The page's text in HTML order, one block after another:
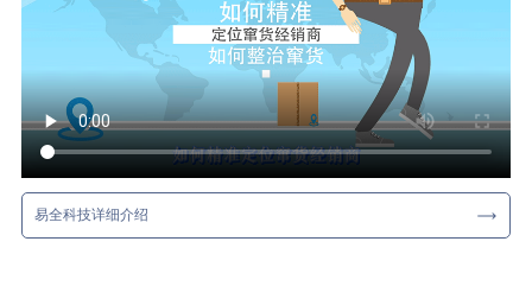
易全科技详细介绍